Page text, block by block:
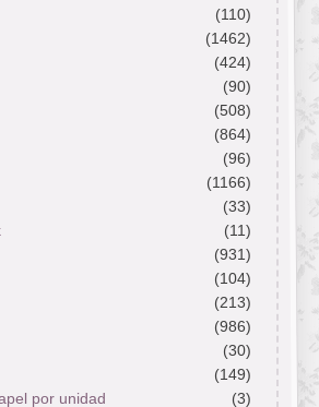
(110)
(1462)
(424)
(90)
(508)
(864)
(96)
(1166)
(33)
(11)
(931)
(104)
(213)
(986)
(30)
(149)
por unidad
(3)